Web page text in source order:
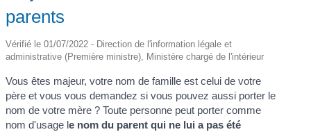
parents
Vérifié le 01/07/2022 - Direction de l'information légale et
administrative (Première ministre), Ministère chargé de l'intérieur
Vous êtes majeur, votre nom de famille est celui de votre
père et vous vous demandez si vous pouvez aussi porter le
nom de votre mère ? Toute personne peut porter comme
nom d'usage le nom du parent qui ne lui a pas été